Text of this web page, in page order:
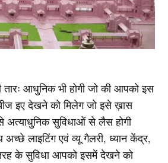
आधुनिक भी होगी जो की आपको इस
इए देखने को मिलेग जो इसे ख़ास
अत्याधुनिक सुविधाओं से लैस होगी
लाइटिंग एवं व्यू गैलरी, ध्यान केंद्र,
के सुविधा आपको इसमें देखने को